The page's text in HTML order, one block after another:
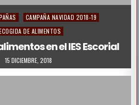
CAMPAÑA NAVIDAD 2018-19
DE ALIMENTOS
en el IES Escorial
15 DICIEMBRE, 2018